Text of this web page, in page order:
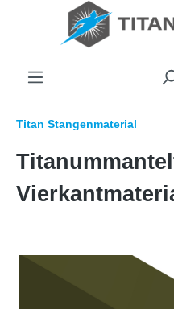
springen
Titan Stangenmaterial
Bildergalerie überspringen